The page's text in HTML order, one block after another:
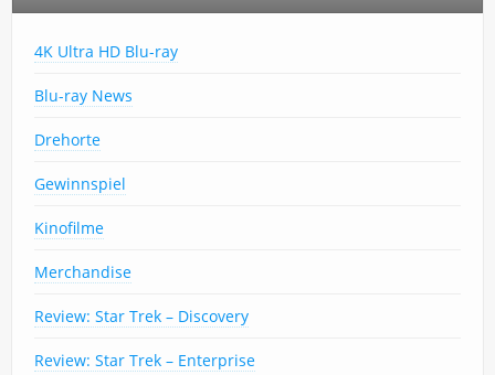
4K Ultra HD Blu-ray
Blu-ray News
Drehorte
Gewinnspiel
Kinofilme
Merchandise
Review: Star Trek – Discovery
Review: Star Trek – Enterprise